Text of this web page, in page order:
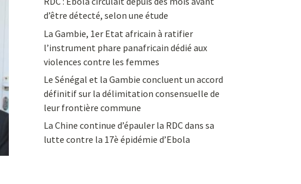
d’être détecté, selon une étude
La Gambie, 1er Etat africain à ratifier
l’instrument phare panafricain dédié aux
violences contre les femmes
Le Sénégal et la Gambie concluent un accord
définitif sur la délimitation consensuelle de
leur frontière commune
La Chine continue d’épauler la RDC dans sa
lutte contre la 17è épidémie d’Ebola